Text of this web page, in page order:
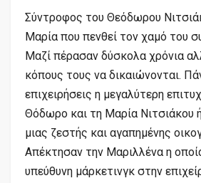
Σύντροφος του Θεόδωρου
Μαρία που πενθεί τον χαμό του
Μαζί πέρασαν δύσκολα χρόνια
κόπους τους να δικαιώνονται.
επιχειρήσεις η μεγαλύτερη
Θόδωρο και τη Μαρία Νιτσιάκου
μιας ζεστής και αγαπημένης
Απέκτησαν την Μαριλλένα η
υπεύθυνη μάρκετινγκ στην